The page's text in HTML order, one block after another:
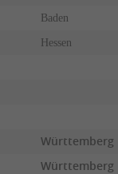
Baden
Hessen
Württemberg
Württemberg